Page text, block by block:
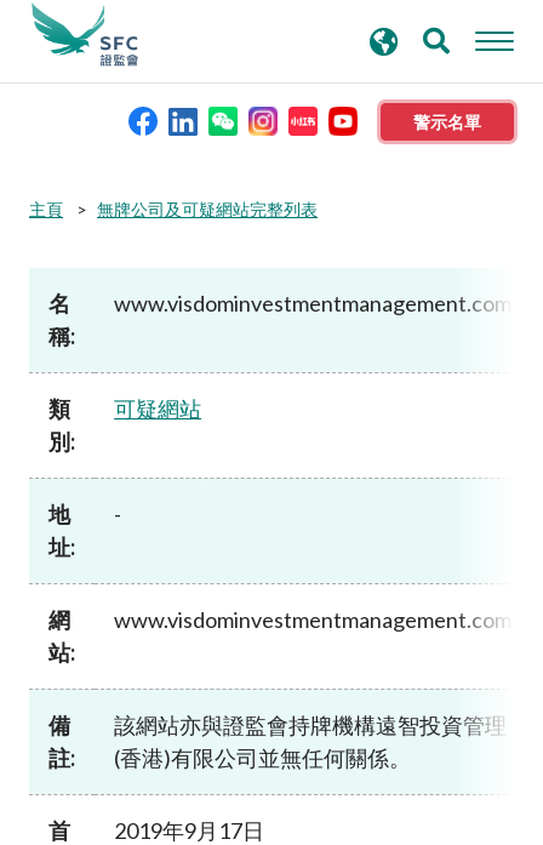
警示名單
本會簡介
規則及標準
資料庫
加入本會
尋
主頁 無牌公司及可疑網站完整列表
名
稱:
www.visdominvestmentmanagement.com
類
別:
可疑網站
地
址:
-
網
站:
www.visdominvestmentmanagement.com
備
註:
該網站亦與證監會持牌機構遠智投資管理
(香港)有限公司並無任何關係。
首
2019年9月17日